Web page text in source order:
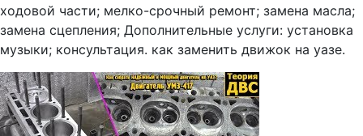
ходовой части; мелко-срочный ремонт; замена масла;
замена сцепления; Дополнительные услуги: установка
музыки; консультация. как заменить движок на уазе.